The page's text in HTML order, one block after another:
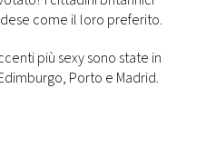
come il loro preferito.
più sexy sono state in
Porto e Madrid.